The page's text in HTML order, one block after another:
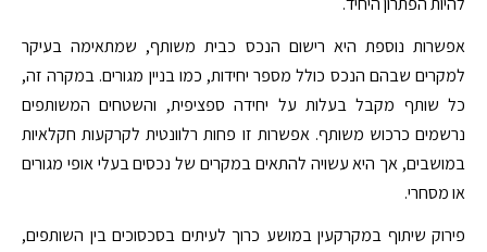
אפשרות נוספת היא רישום הנכס כבית משותף, שמתאימה בעיקר
למקרים שבהם הנכס כולל מספר יחידות, כמו בניין מגורים. במקרה זה,
כל שותף מקבל בעלות על יחידה ספציפית, והשטחים המשותפים
נרשמים כרכוש משותף. אפשרות זו פחות רלוונטית לקרקעות חקלאיות
במושבים, אך היא עשויה להתאים במקרים של נכסים בעלי אופי מגורים
או מסחרי.
פירוק שיתוף במקרקעין במושע כרוך לעיתים בסכסוכים בין השותפים,